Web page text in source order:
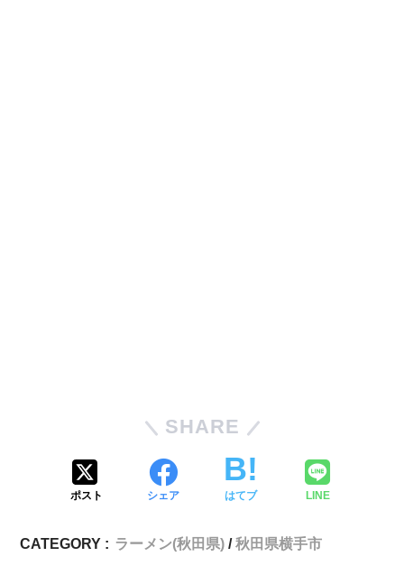
SHARE
ポスト シェア はてブ LINE
CATEGORY : ラーメン(秋田県) 秋田県横手市